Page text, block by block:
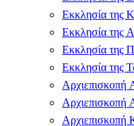
Εκκλησία της
Εκκλησία της
Εκκλησία της
Εκκλησία της
Αρχιεπισκοπή
Αρχιεπισκοπή
Αρχιεπισκοπή